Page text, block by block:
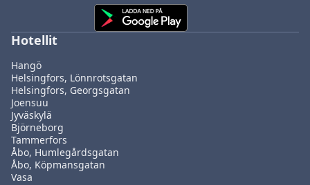
Hotellit
Hangö
Helsingfors, Lönnrotsgatan
Helsingfors, Georgsgatan
Joensuu
Jyväskylä
Björneborg
Tammerfors
Åbo, Humlegårdsgatan
Åbo, Köpmansgatan
Vasa